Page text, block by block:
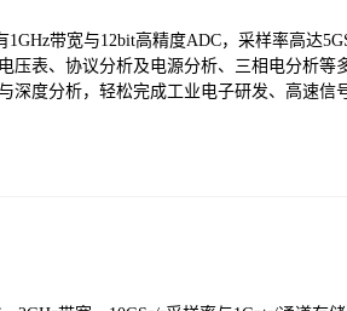
带宽与12bit高精度ADC，采样率高达
压表、协议分析及电源分析、三相电分析等
深度分析，轻松完成工业电子研发、高速信